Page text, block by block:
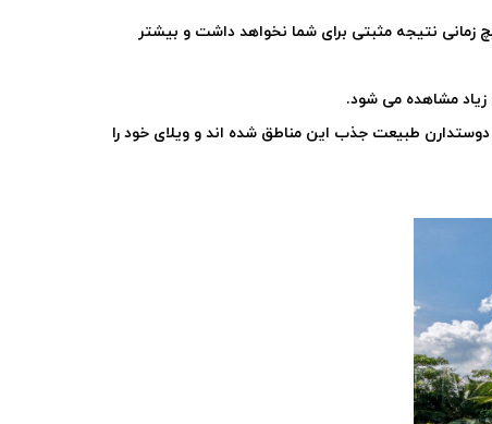
زمانی نتیجه مثبتی برای شما نخواهد داشت و بیشتر
زیاد مشاهده می شود.
طبیعت جذب این مناطق شده اند و ویلای خود را